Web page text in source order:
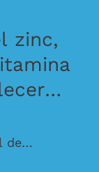
zinc,
de